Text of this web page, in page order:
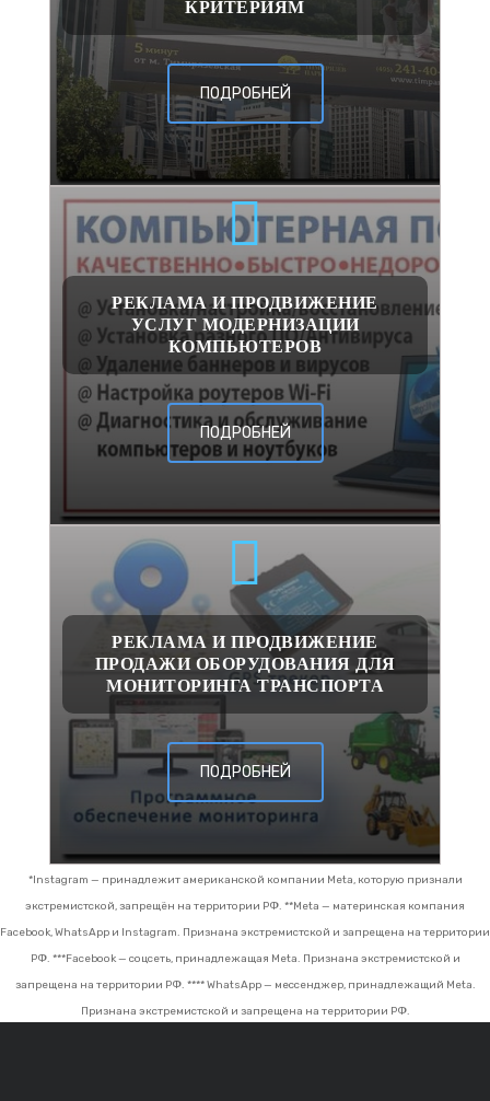
КРИТЕРИЯМ
ПОДРОБНЕЙ
РЕКЛАМА И ПРОДВИЖЕНИЕ
УСЛУГ МОДЕРНИЗАЦИИ
КОМПЬЮТЕРОВ
ПОДРОБНЕЙ
РЕКЛАМА И ПРОДВИЖЕНИЕ
ПРОДАЖИ ОБОРУДОВАНИЯ ДЛЯ
МОНИТОРИНГА ТРАНСПОРТА
ПОДРОБНЕЙ
*Instagram — принадлежит американской компании Meta, которую признали
экстремистской, запрещён на территории РФ. **Meta — материнская компания
Facebook, WhatsApp и Instagram. Признана экстремистской и запрещена на территории
РФ. ***Facebook — соцсеть, принадлежащая Meta. Признана экстремистской и
запрещена на территории РФ. **** WhatsApp — мессенджер, принадлежащий Meta.
Признана экстремистской и запрещена на территории РФ.